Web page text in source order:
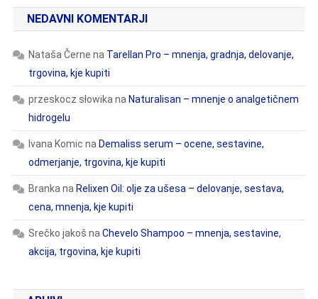
NEDAVNI KOMENTARJI
Nataša Černe na Tarellan Pro – mnenja, gradnja, delovanje,
trgovina, kje kupiti
przeskocz słowika na Naturalisan – mnenje o analgetičnem
hidrogelu
Ivana Komic na Demaliss serum – ocene, sestavine,
odmerjanje, trgovina, kje kupiti
Branka na Relixen Oil: olje za ušesa – delovanje, sestava,
cena, mnenja, kje kupiti
Srečko jakoš na Chevelo Shampoo – mnenja, sestavine,
akcija, trgovina, kje kupiti